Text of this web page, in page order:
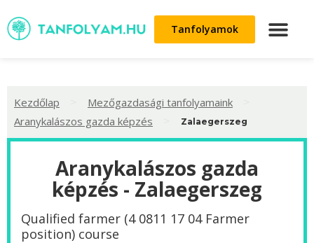
Tanfolyamok
Kezdőlap Mezőgazdasági tanfolyamaink
Aranykalászos gazda képzés Zalaegerszeg
Aranykalászos gazda
képzés - Zalaegerszeg
Qualified farmer (4 0811 17 04 Farmer
position) course